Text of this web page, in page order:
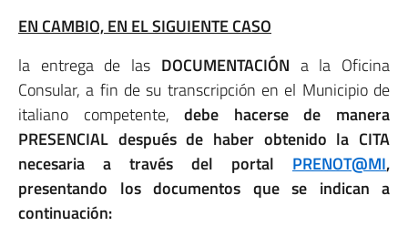
EN CAMBIO, EN EL SIGUIENTE CASO
la entrega de las DOCUMENTACIÓN a la Oficina
Consular, a fin de su transcripción en el Municipio de
italiano competente,debe hacerse de manera
PRESENCIAL después de haber obtenido la CITA
necesaria a través del portal PRENOT@MI,
presentando los documentos que se indican a
continuación: